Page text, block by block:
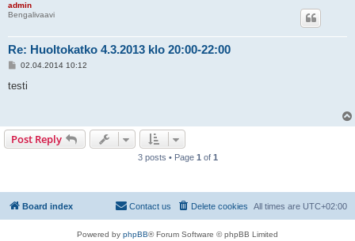
admin
Bengalivaavi
Re: Huoltokatko 4.3.2013 klo 20:00-22:00
P
s
02.04.2014 10:12
testi
Post Reply
3 posts • Page 1 of 1
Board index All times are UTC+02:00
Delete cookies
Contact us
Powered by phpBB® Forum Software © phpBB Limited